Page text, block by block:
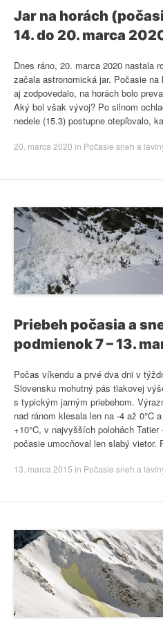
Jar na horách
14. do 20. marca
Dnes ráno, 20. marca 2020 nastala
začala astronomická jar. Počasie
aj zodpovedalo, na horách bolo
Aký bol však vývoj? Po silnom
nedele (15.3) postupne otepľovalo,
20. marca 2020 in Počasie sneh a
Priebeh počasia a
podmienok 7 – 13.
Počas víkendu a prvé dva dni v
Slovensku mohutný pás tlakovej
s typickým jarným priebehom.
nad ránom klesala len na -4 až 0°C
+10°C, v najvyšších polohách
počasie umocňoval len slabý
13. marca 2015 in Počasie sneh a